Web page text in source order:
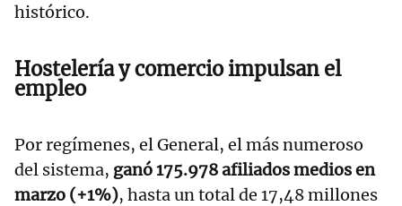
histórico.
Hostelería y comercio impulsan el
empleo
Por regímenes, el General, el más numeroso
del sistema, ganó 175.978 afiliados medios en
marzo (+1%), hasta un total de 17,48 millones